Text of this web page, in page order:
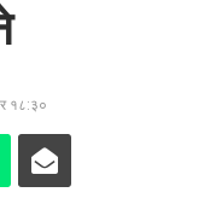
१८:३०